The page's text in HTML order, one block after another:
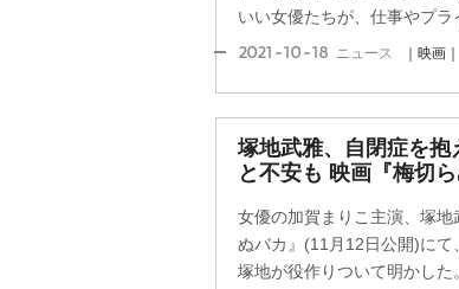
いい女優たちが、仕事やプラ
2021-10-18 ニュース ｜映画｜
塚地武雅、自閉症を抱
と不安も 映画『梅切
女優の加賀まりこ主演、塚
ぬバカ』(11月12日公開)にて
塚地が役作りついて明かした。